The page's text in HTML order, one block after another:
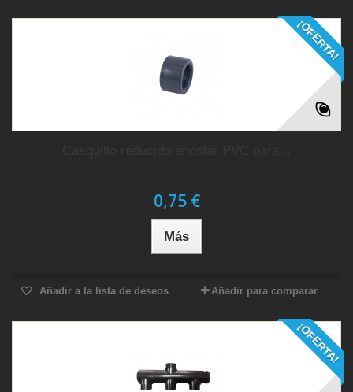
¡OFERTA!
0,75 €
Más
Añadir a la lista de deseos Añadir para comparar
¡OFERTA!